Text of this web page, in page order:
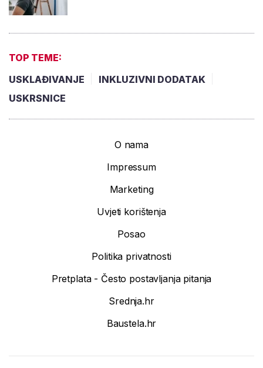
TOP TEME:
USKLAĐIVANJE
INKLUZIVNI DODATAK
USKRSNICE
O nama
Impressum
Marketing
Uvjeti korištenja
Posao
Politika privatnosti
Pretplata - Često postavljanja pitanja
Srednja.hr
Baustela.hr